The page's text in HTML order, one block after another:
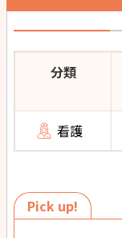
分類
看護
Pick up!